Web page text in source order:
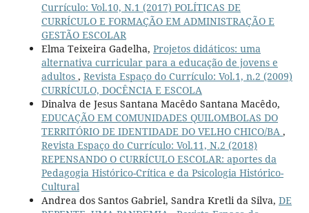
Currículo: Vol.10, N.1 (2017) POLÍTICAS DE
CURRÍCULO E FORMAÇÃO EM ADMINISTRAÇÃO E
GESTÃO ESCOLAR
Elma Teixeira Gadelha, Projetos didáticos: uma
alternativa curricular para a educação de jovens e
adultos , Revista Espaço do Currículo: Vol.1, n.2 (2009)
CURRÍCULO, DOCÊNCIA E ESCOLA
Dinalva de Jesus Santana Macêdo Santana Macêdo,
EDUCAÇÃO EM COMUNIDADES QUILOMBOLAS DO
TERRITÓRIO DE IDENTIDADE DO VELHO CHICO/BA ,
Revista Espaço do Currículo: Vol.11, N.2 (2018)
REPENSANDO O CURRÍCULO ESCOLAR: aportes da
Pedagogia Histórico-Crítica e da Psicologia Histórico-
Cultural
Andrea dos Santos Gabriel, Sandra Kretli da Silva, DE